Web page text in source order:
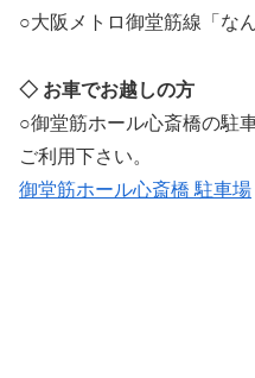
○大阪メトロ御堂筋線「な
◇ お車でお越しの方
○御堂筋ホール心斎橋の駐
ご利用下さい。
御堂筋ホール心斎橋 駐車場